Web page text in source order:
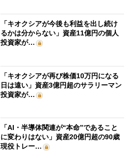
「キオクシアが今後も利益を出し続け
るかは分からない」資産11億円の個人
投資家が…
「キオクシアが再び株価10万円になる
日は遠い」資産3億円超のサラリーマン
投資家が…
「AI・半導体関連が“本命”であること
に変わりはない」資産20億円超の90歳
現役トレー…